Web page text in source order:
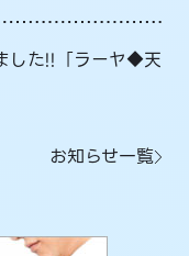
した!!「ラーヤ◆天
お知らせ一覧